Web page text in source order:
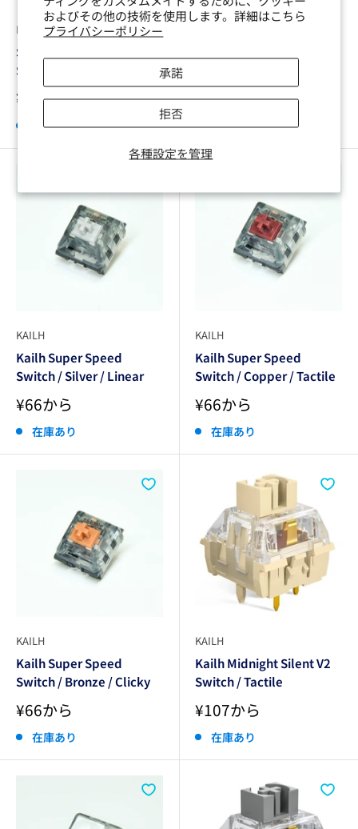
およびその他の技術を使用します。詳細はこちら
プライバシーポリシー
各種設定を管理
承諾
拒否
KAILH
Sunset Tactile Choc
Switches
販
価
格
¥214から
在庫あり
販
価
格
¥946
完売
KAILH
Kailh Super Speed
Switch / Silver / Linear
販
売
価
格
¥66から
在庫あり
KAILH
Kailh Super Speed
Switch / Copper / Tactile
販
売
価
格
¥66から
在庫あり
KAILH
Kailh Super Speed
Switch / Bronze / Clicky
販
売
価
格
¥66から
在庫あり
KAILH
Kailh Midnight Silent V2
Switch / Tactile
販
価
格
¥107から
在庫あり